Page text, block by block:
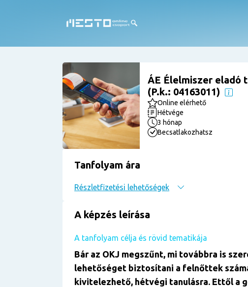
ÁE Élelmiszer eladó
(P.k.: 04163011)
Online elérhető
Hétvége
3 hónap
Becsatlakozhatsz
Tanfolyam ára
Részletfizetési lehetőségek
A képzés leírása
A tanfolyam célja és rövid tematikája
Bár az OKJ megszűnt, mi továbbra is
lehetőséget biztosítani a felnőttek
kivitelezhető, hétvégi tanulásra. Ettől a